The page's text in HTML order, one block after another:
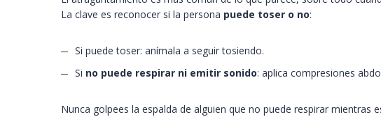
La clave es reconocer si la persona puede toser o no:
Si puede toser: anímala a seguir tosiendo.
Si no puede respirar ni emitir sonido: aplica compresiones
Nunca golpees la espalda de alguien que no puede respirar mientras